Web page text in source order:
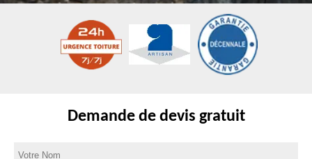
Demande de devis gratuit